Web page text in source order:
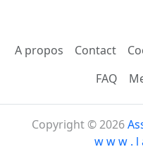
A propos Contact
FAQ
Copyright © 2026
w w w . l